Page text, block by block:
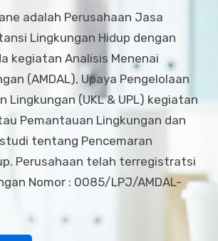
adalah Perusahaan Jasa
Lingkungan Hidup dengan
kegiatan Analisis Menenai
(AMDAL), Upaya Pengelolaan
Lingkungan (UKL & UPL) kegiatan
Pemantauan Lingkungan dan
tentang Pencemaran
Perusahaan telah terregistratsi
Nomor : 0085/LPJ/AMDAL-